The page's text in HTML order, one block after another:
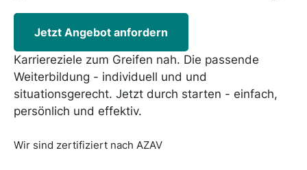
Jetzt Angebot anfordern
Karriereziele zum Greifen nah. Die passende
Weiterbildung - individuell und und
situationsgerecht. Jetzt durch starten - einfach,
persönlich und effektiv.
Wir sind zertifiziert nach AZAV